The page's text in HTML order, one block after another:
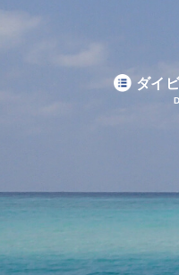
ダイ